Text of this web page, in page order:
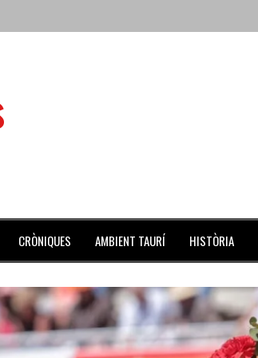
de julio repleto de actividades
Coliseo Balear
CRÒNIQUES AMBIENT TAURÍ HISTÒRIA